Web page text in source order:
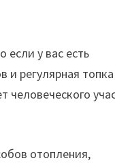
если у вас есть
и регулярная топка
человеческого
отопления,